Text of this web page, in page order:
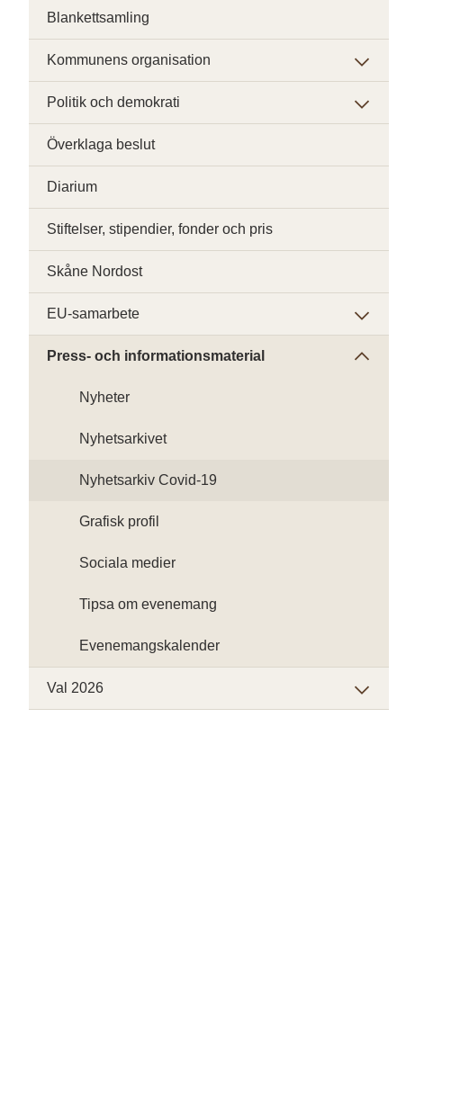
Blankettsamling
Kommunens organisation
Politik och demokrati
Överklaga beslut
Diarium
Stiftelser, stipendier, fonder och pris
Skåne Nordost
EU-samarbete
Press- och informationsmaterial
Nyheter
Nyhetsarkivet
Nyhetsarkiv Covid-19
Grafisk profil
Sociala medier
Tipsa om evenemang
Evenemangskalender
Val 2026